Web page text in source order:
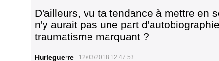
D'ailleurs, vu ta tendance à mettre en
n'y aurait pas une part
traumatisme marquant ?
Hurleguerre 12/03/2018 12:47:53